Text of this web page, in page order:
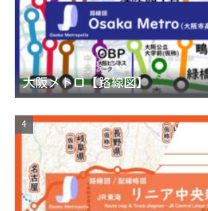
大阪メトロ【路線図】